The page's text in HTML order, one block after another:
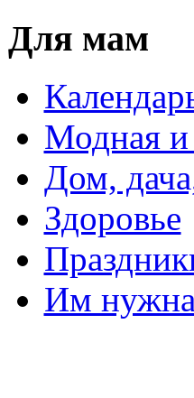
Для мам
Модная и
Дом,
Здоровье
Им